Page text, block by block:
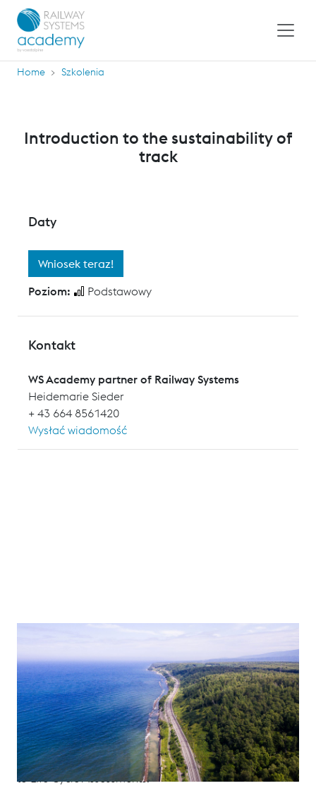
Home Szkolenia
Introduction to the sustainability of
track
Daty
Wniosek teraz!
Poziom:
Podstawowy
Kontakt
WS Academy partner of Railway Systems
Heidemarie Sieder
+ 43 664 8561420
Wysłać wiadomość
and provide participants with a general understanding
of this increasingly important topic. The course takes a
holistic view of the topic but highlights the issue of the
infrastructure's CO2 footprint and measures to reduce
it. The contents range from basic definitions to process
topics (manufacturing routes), CO2 footprints of
products (e.g., rail, sleeper) and systems (e.g., turnout)
to Life Cycle Assessments.